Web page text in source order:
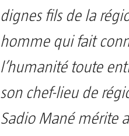
dignes fils de la
homme qui fait
l’humanité toute
son chef-lieu de
Sadio Mané mérite